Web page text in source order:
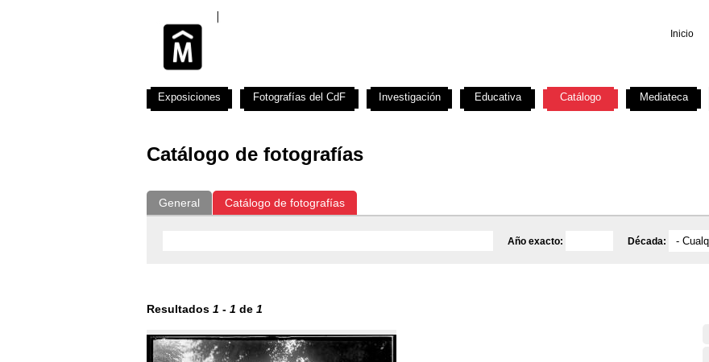
Inicio
Catálogo de fotografías
General Catálogo de fotografías
Año exacto: Década:
Resultados 1 - 1 de 1
Exposiciones Fotografías del CdF Investigación Educativa Catálogo Mediateca